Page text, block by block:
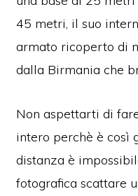
45 metri, il suo
armato ricoperto di
dalla Birmania che
Non aspettarti di
intero perchè è così
distanza è
fotografica scattare